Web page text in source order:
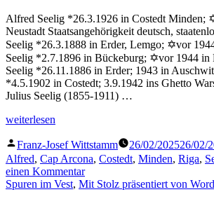
Alfred Seelig *26.3.1926 in Costedt Minden;
Neustadt Staatsangehörigkeit deutsch,
Seelig *26.3.1888 in Erder, Lemgo; ✡vor
Seelig *2.7.1896 in Bückeburg; ✡vor 1944 in
Seelig *26.11.1886 in Erder; 1943 in
*4.5.1902 in Costedt; 3.9.1942 ins Ghetto
Julius Seelig (1855-1911) …
„Seelig
weiterlesen
Veröffentlicht
von
Franz-Josef Wittstamm 26/02/202526/02/
Alfred, Cap Arcona, Costedt, Minden, Riga,
einen Kommentarzu
Seelig
Spuren im Vest, Mit Stolz präsentiert von